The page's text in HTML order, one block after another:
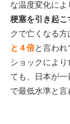
な温度変化によ
梗塞を引き起こ
クで亡くなる方
と４倍と言われ
ショックによ
ても、日本が
で最低水準と言